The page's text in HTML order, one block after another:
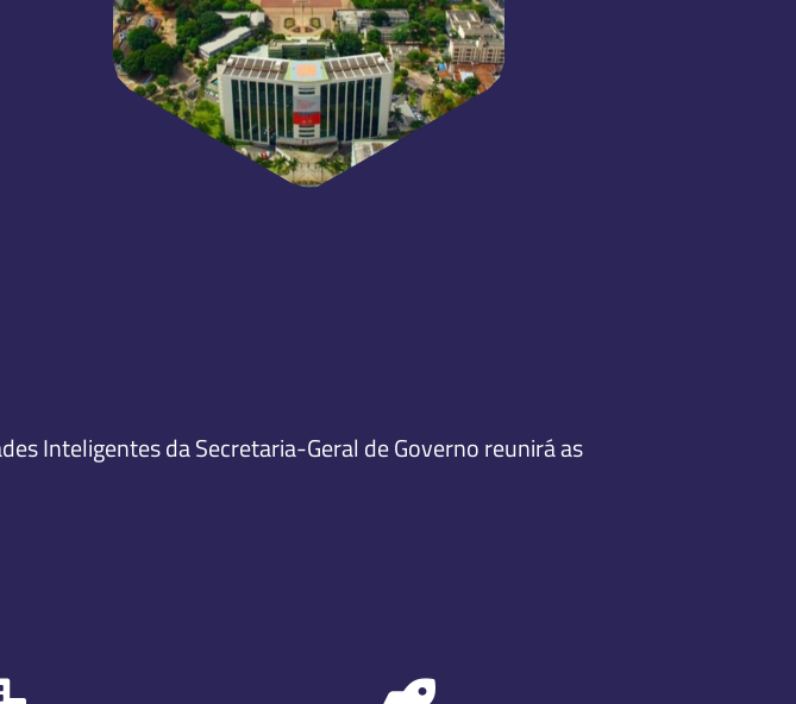
Inteligentes da Secretaria-Geral de Governo reunirá as